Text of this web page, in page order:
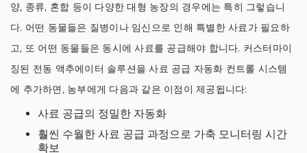
양, 종류, 혼합 등이 다양한 대형 농장의 경우에는 특히 그렇습니
다. 어떤 동물들은 질병이나 임신으로 인해 특별한 사료가 필요하
고, 또 어떤 동물들은 동시에 사료를 공급해야 합니다. 커스터마이
징된 전동 액추에이터 솔루션을 사료 공급 자동화 컨트롤 시스템
에 추가하면, 농부에게 다음과 같은 이점이 제공됩니다:
사료 공급의 정밀한 자동화
훨씬 수월한 사료 공급 과정으로 가축 모니터링 시간
확보